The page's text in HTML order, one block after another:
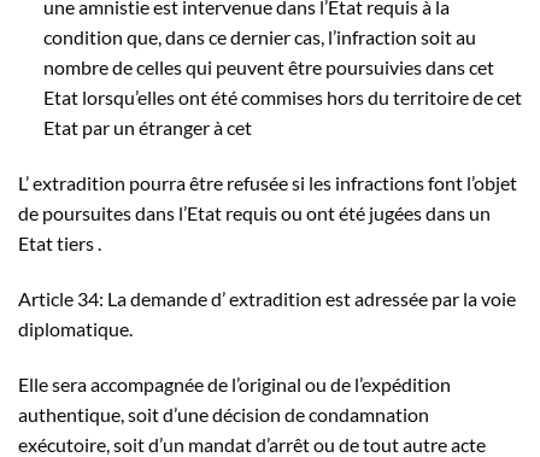
une amnistie est intervenue dans l’Etat requis à la
condition que, dans ce dernier cas, l’infraction soit au
nombre de celles qui peuvent être poursuivies dans cet
Etat lorsqu’elles ont été commises hors du territoire de cet
Etat par un étranger à cet
L’ extradition pourra être refusée si les infractions font l’objet
de poursuites dans l’Etat requis ou ont été jugées dans un
Etat tiers .
Article 34: La demande d’ extradition est adressée par la voie
diplomatique.
Elle sera accompagnée de l’original ou de l’expédition
authentique, soit d’une décision de condamnation
exécutoire, soit d’un mandat d’arrêt ou de tout autre acte